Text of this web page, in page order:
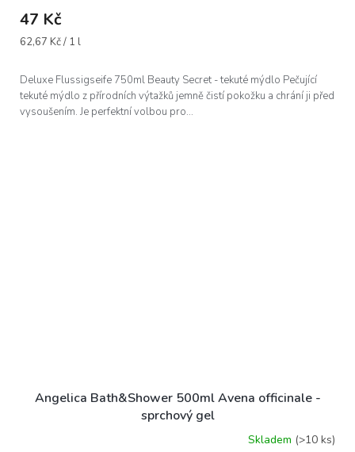
47 Kč
Měrná
62,67 Kč / 1 l
Deluxe Flussigseife 750ml Beauty Secret - tekuté mýdlo Pečující
tekuté mýdlo z přírodních výtažků jemně čistí pokožku a chrání ji před
vysoušením. Je perfektní volbou pro...
Angelica Bath&Shower 500ml Avena officinale -
sprchový gel
Skladem (>10 ks)